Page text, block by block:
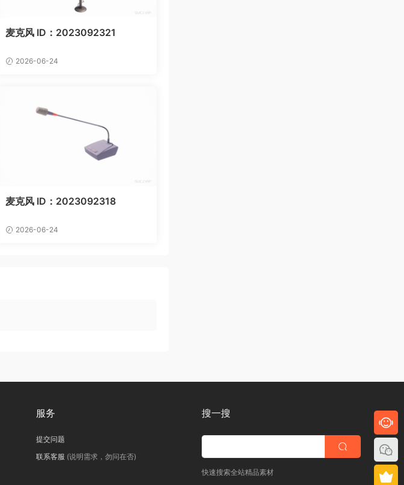
麦克风 ID：2023092321
2026-06-24
麦克风 ID：2023092318
2026-06-24
服务
提交问题
联系客服 (说明需求，勿问在否)
搜一搜
快速搜索全站精品素材